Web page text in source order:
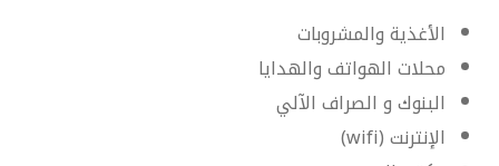
الأغذية والمشروبات
محلات الهواتف والهدايا
البنوك و الصراف الآلي
الإنترنت (wifi)